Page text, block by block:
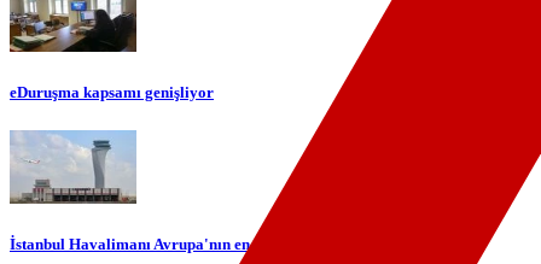
eDuruşma kapsamı genişliyor
İstanbul Havalimanı Avrupa'nın en yoğun havalimanı oldu